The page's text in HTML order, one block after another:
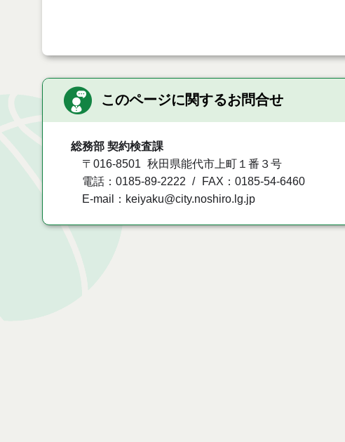
このページに関するお問合せ
総務部 契約検査課
〒016-8501
秋田県能代市上町１番３号
電話：0185-89-2222
FAX：0185-54-6460
E-mail：keiyaku@city.noshiro.lg.jp